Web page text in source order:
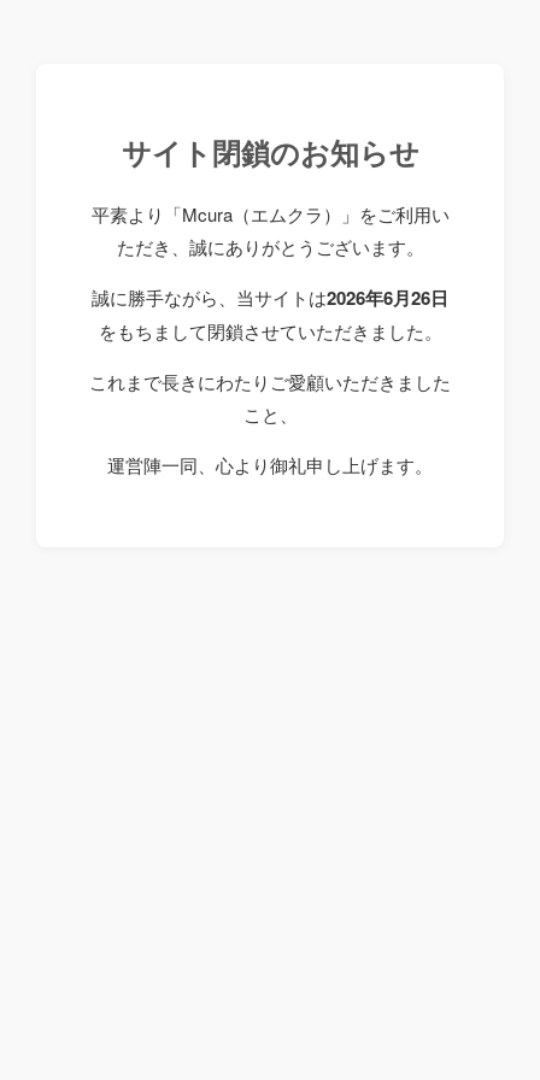
サイト閉鎖のお知らせ
平素より「Mcura（エムクラ）」をご利用い
ただき、誠にありがとうございます。
誠に勝手ながら、当サイトは2026年6月26日
をもちまして閉鎖させていただきました。
これまで長きにわたりご愛顧いただきました
こと、
運営陣一同、心より御礼申し上げます。